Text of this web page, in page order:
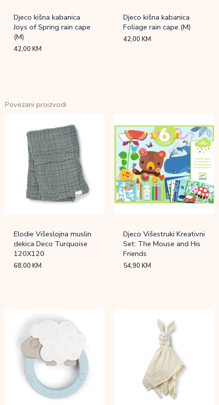
Djeco kišna kabanica
Joys of Spring rain cape
(M)
42,00KM
Djeco kišna kabanica
Foliage rain cape (M)
42,00KM
Povezani proizvodi
Elodie Višeslojna muslin
dekica Deco Turquoise
120X120
68,00KM
Djeco Višestruki Kreativni
Set: The Mouse and His
Friends
54,90KM